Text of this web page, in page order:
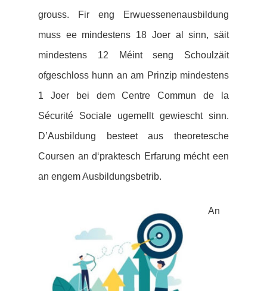
grouss. Fir eng Erwuessenenausbildung
muss ee mindestens 18 Joer al sinn, säit
mindestens 12 Méint seng Schoulzäit
ofgeschloss hunn an am Prinzip mindestens
1 Joer bei dem Centre Commun de la
Sécurité Sociale ugemellt gewiescht sinn.
D’Ausbildung besteet aus theoretesche
Coursen an d‘praktesch Erfarung mécht een
an engem Ausbildungsbetrib.
An